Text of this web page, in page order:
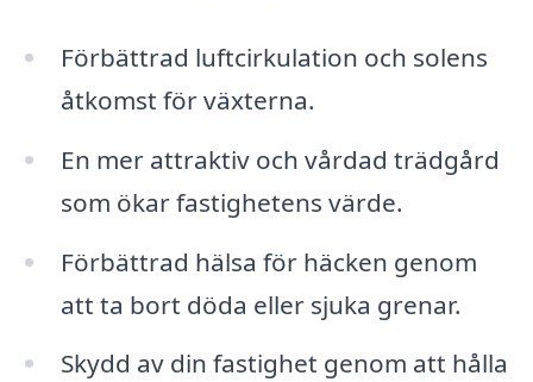
Förbättrad luftcirkulation och solens
åtkomst för växterna.
En mer attraktiv och vårdad trädgård
som ökar fastighetens värde.
Förbättrad hälsa för häcken genom
att ta bort döda eller sjuka grenar.
Skydd av din fastighet genom att hålla